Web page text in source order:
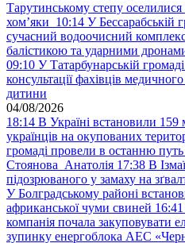
Тарутинському степу
хом’яки 10:14 У Бессарабській
сучасний водоочисний
балістикою та ударними
09:10 У Татарбунарській
консультації фахівців медичного
дитини
04/08/2026
18:14 В Україні встановили 159
українців на окупованих
громаді провели в останню
Стоянова Анатолія 17:38 В
підозрюваного у замаху на
У Болградському районі
африканської чуми свиней 16:41
компанія почала закуповувати
зупинку енергоблока АЕС